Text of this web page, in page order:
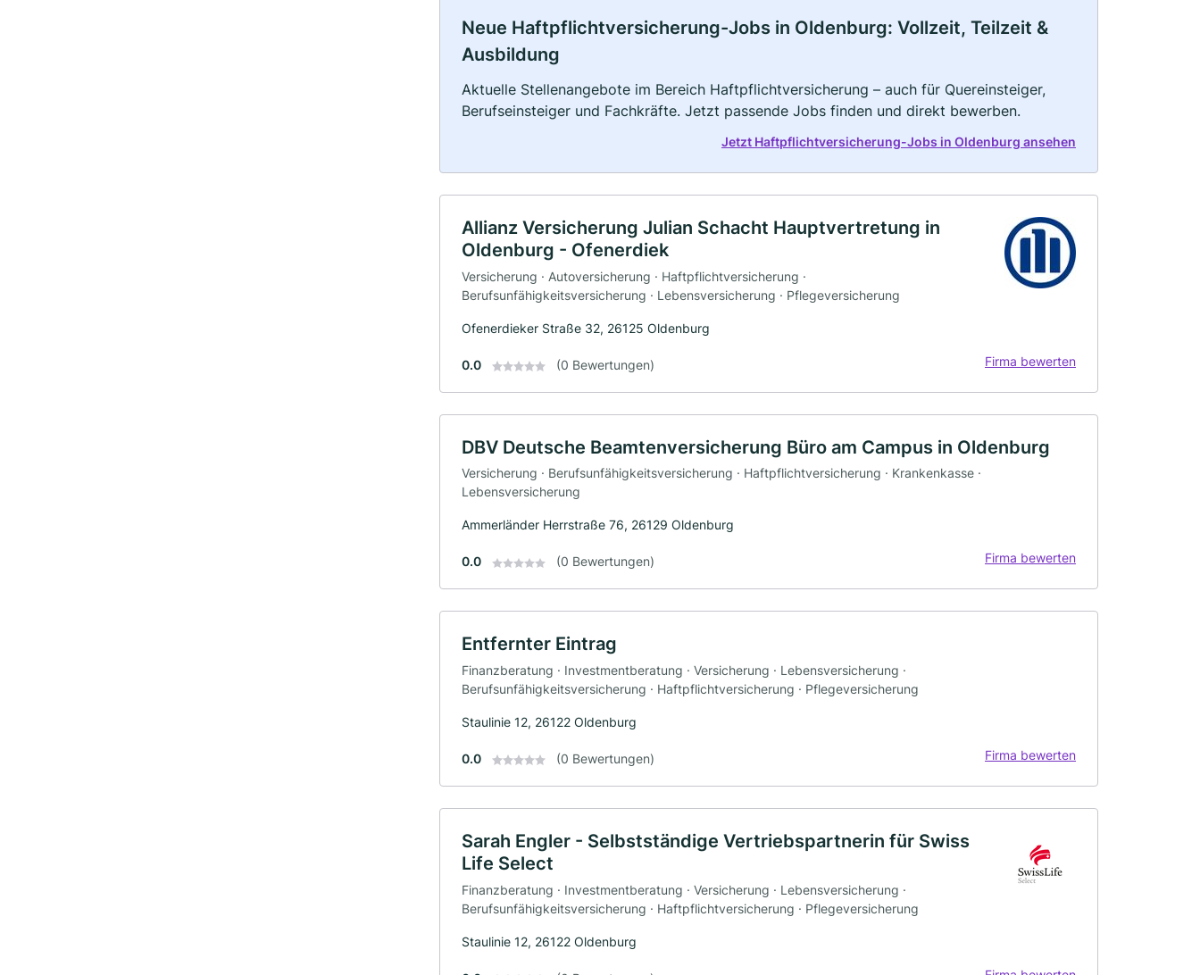
Neue Haftpflichtversicherung-Jobs in Oldenburg: Vollzeit, Teilzeit &
Ausbildung
Aktuelle Stellenangebote im Bereich Haftpflichtversicherung – auch für Quereinsteiger,
Berufseinsteiger und Fachkräfte. Jetzt passende Jobs finden und direkt bewerben.
Jetzt Haftpflichtversicherung-Jobs in Oldenburg ansehen
Allianz Versicherung Julian Schacht Hauptvertretung in
Oldenburg - Ofenerdiek
Versicherung · Autoversicherung · Haftpflichtversicherung ·
Berufsunfähigkeitsversicherung · Lebensversicherung · Pflegeversicherung
Ofenerdieker Straße 32, 26125 Oldenburg
0.0 (0 Bewertungen) Firma bewerten
DBV Deutsche Beamtenversicherung Büro am Campus in Oldenburg
Versicherung · Berufsunfähigkeitsversicherung · Haftpflichtversicherung · Krankenkasse ·
Lebensversicherung
Ammerländer Herrstraße 76, 26129 Oldenburg
0.0 (0 Bewertungen) Firma bewerten
Entfernter Eintrag
Finanzberatung · Investmentberatung · Versicherung · Lebensversicherung ·
Berufsunfähigkeitsversicherung · Haftpflichtversicherung · Pflegeversicherung
Staulinie 12, 26122 Oldenburg
0.0 (0 Bewertungen) Firma bewerten
Sarah Engler - Selbstständige Vertriebspartnerin für Swiss
Life Select
Finanzberatung · Investmentberatung · Versicherung · Lebensversicherung ·
Berufsunfähigkeitsversicherung · Haftpflichtversicherung · Pflegeversicherung
Staulinie 12, 26122 Oldenburg